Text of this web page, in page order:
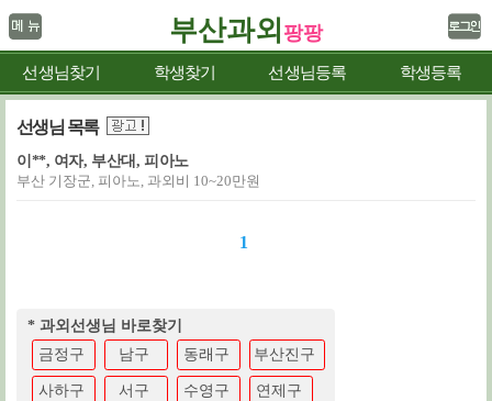
부산과외 팡팡
선생님찾기 학생찾기 선생님등록 학생등록
선생님 목록
이**, 여자, 부산대, 피아노
부산 기장군, 피아노, 과외비 10~20만원
1
* 과외선생님 바로찾기
금정구
남구 동래구 부산진구
사하구 서구 수영구 연제구